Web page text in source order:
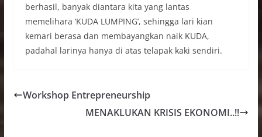
berhasil, banyak diantara kita yang lantas
memelihara ‘KUDA LUMPING’, sehingga lari kian
kemari berasa dan membayangkan naik KUDA,
padahal larinya hanya di atas telapak kaki sendiri.
Workshop Entrepreneurship
MENAKLUKAN KRISIS EKONOMI..!!